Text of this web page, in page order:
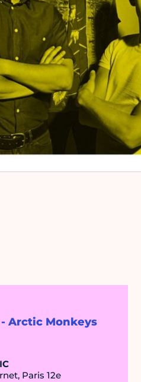
Arctic Monkeys
Paris 12e